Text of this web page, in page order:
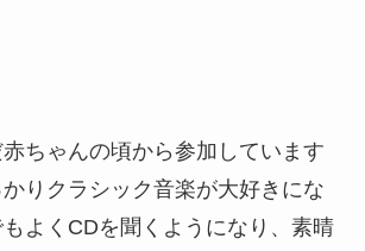
赤ちゃんの頃から参加しています
りクラシック音楽が大好きにな
よくCDを聞くようになり、素晴